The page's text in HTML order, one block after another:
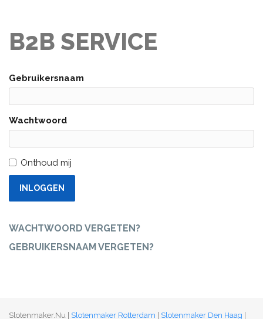
B2B SERVICE
Gebruikersnaam
Wachtwoord
Onthoud mij
INLOGGEN
WACHTWOORD VERGETEN?
GEBRUIKERSNAAM VERGETEN?
Slotenmaker.Nu | Slotenmaker Rotterdam Slotenmaker Den Haag